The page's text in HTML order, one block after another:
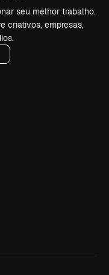
seu melhor trabalho.
criativos, empresas,